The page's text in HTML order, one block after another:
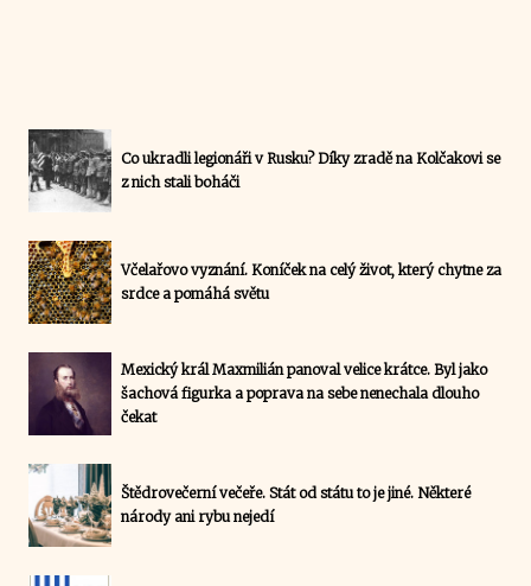
Co ukradli legionáři v Rusku? Díky zradě na Kolčakovi se
z nich stali boháči
Včelařovo vyznání. Koníček na celý život, který chytne za
srdce a pomáhá světu
Mexický král Maxmilián panoval velice krátce. Byl jako
šachová figurka a poprava na sebe nenechala dlouho
čekat
Štědrovečerní večeře. Stát od státu to je jiné. Některé
národy ani rybu nejedí